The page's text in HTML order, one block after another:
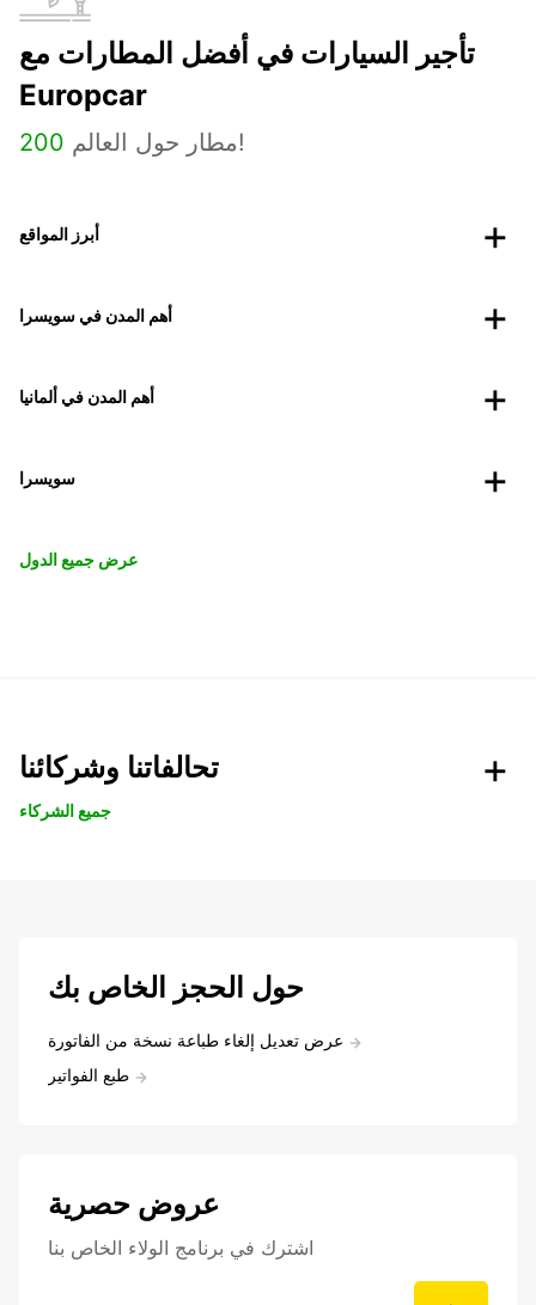
تأجير السيارات في أفضل المطارات مع
Europcar
200 مطار حول العالم!
أبرز المواقع
أهم المدن في سويسرا
أهم المدن في ألمانيا
سويسرا
عرض جميع الدول
تحالفاتنا وشركائنا
جميع الشركاء
حول الحجز الخاص بك
عرض تعديل إلغاء طباعة نسخة من الفاتورة
طبع الفواتير
عروض حصرية
اشترك في برنامج الولاء الخاص بنا